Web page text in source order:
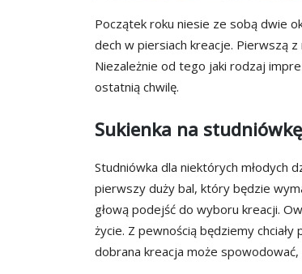
Początek roku niesie ze sobą dwie
dech w piersiach kreacje. Pierwszą z
Niezależnie od tego jaki rodzaj
ostatnią chwilę.
Sukienka na
Studniówka dla niektórych młodych
pierwszy duży bal, który będzie
głową podejść do wyboru kreacji.
życie. Z pewnością będziemy
dobrana kreacja może spowodować,